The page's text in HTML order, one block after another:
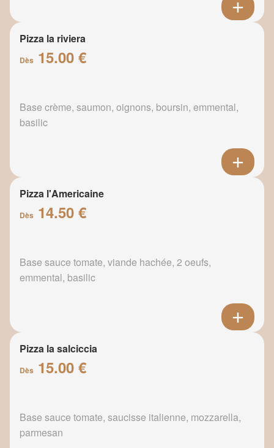
Pizza la riviera
Dès 15.00 €
Base crème, saumon, oignons, boursin, emmental,
basilic
Pizza l'Americaine
Dès 14.50 €
Base sauce tomate, viande hachée, 2 oeufs,
emmental, basilic
Pizza la salciccia
Dès 15.00 €
Base sauce tomate, saucisse italienne, mozzarella,
parmesan